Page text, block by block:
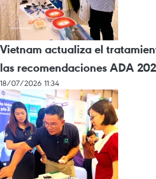
Vietnam actualiza el
las recomendaciones ADA
18/07/2026 11:34